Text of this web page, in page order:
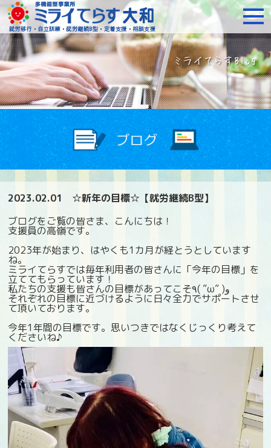
障がいをお持ちの方へ
2023.02.01
☆新年の目標☆【就労継続B型】
ブログをご覧の皆さま、こんにちは！
支援員の高嶺です。
2023年が始まり、はやくも1カ月が経とうとしています
ね。
ミライてらすでは毎年利用者の皆さんに「今年の目標」を
立ててもらっています！
私たちの支援も皆さんの目標があってこそ٩( ”ω” )و
それぞれの目標に近づけるように日々全力でサポートさせ
て頂いております。
今年1年間の目標です。思いつきではなくじっくり考えて
くださいね♪